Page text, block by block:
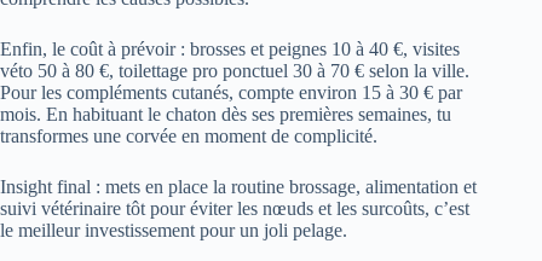
Enfin, le coût à prévoir : brosses et peignes 10 à 40 €, visites
véto 50 à 80 €, toilettage pro ponctuel 30 à 70 € selon la ville.
Pour les compléments cutanés, compte environ 15 à 30 € par
mois. En habituant le chaton dès ses premières semaines, tu
transformes une corvée en moment de complicité.
Insight final : mets en place la routine brossage, alimentation et
suivi vétérinaire tôt pour éviter les nœuds et les surcoûts, c’est
le meilleur investissement pour un joli pelage.